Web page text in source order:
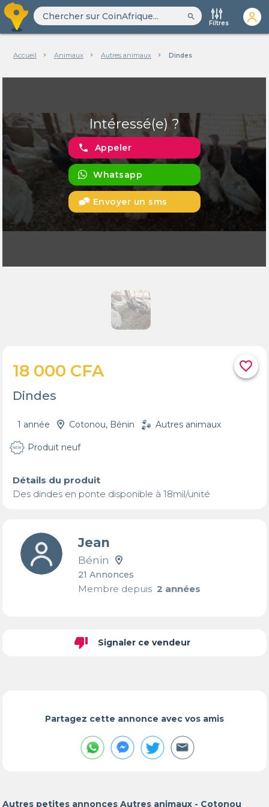
search
Filtres
Accueil Animaux Autres animaux Dindes
Intéressé(e) ?
phone Appeler
Whatsapp
Envoyer un sms
favorite_border
18 000 CFA
Dindes
1 année Cotonou, Bénin Autres animaux
Produit neuf
Détails du produit
Des dindes en ponte disponible à 18mil/unité
Jean
Bénin
21 Annonces
Membre depuis2 années
thumb_down Signaler ce vendeur
Partagez cette annonce avec vos amis
Autres petites annonces Autres animaux - Cotonou